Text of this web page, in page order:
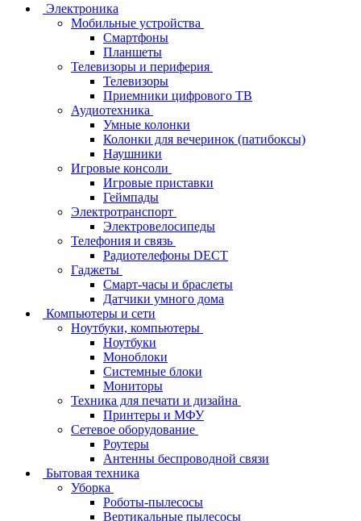
Электроника
Мобильные устройства
Смартфоны
Планшеты
Телевизоры и периферия
Телевизоры
Приемники цифрового ТВ
Аудиотехника
Умные колонки
Колонки для вечеринок (патибоксы)
Наушники
Игровые консоли
Игровые приставки
Геймпады
Электротранспорт
Электровелосипеды
Телефония и связь
Радиотелефоны DECT
Гаджеты
Смарт-часы и браслеты
Датчики умного дома
Компьютеры и сети
Ноутбуки, компьютеры
Ноутбуки
Моноблоки
Системные блоки
Мониторы
Техника для печати и дизайна
Принтеры и МФУ
Сетевое оборудование
Роутеры
Антенны беспроводной связи
Бытовая техника
Уборка
Роботы-пылесосы
Вертикальные пылесосы